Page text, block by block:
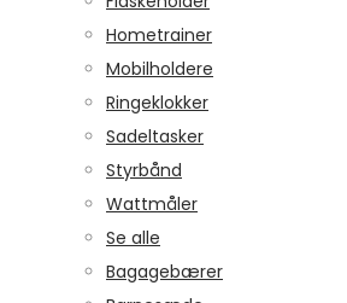
Hometrainer
Mobilholdere
Ringeklokker
Sadeltasker
Styrbånd
Wattmåler
Se alle
Bagagebærer